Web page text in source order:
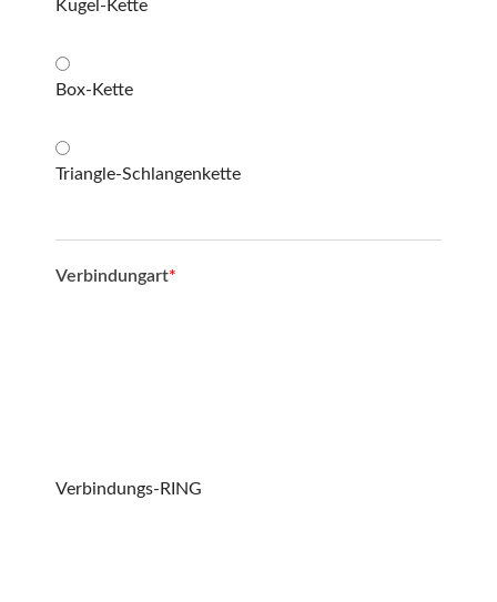
Kugel-Kette
Box-Kette
Triangle-Schlangenkette
*
Verbindungart
Verbindungs-RING